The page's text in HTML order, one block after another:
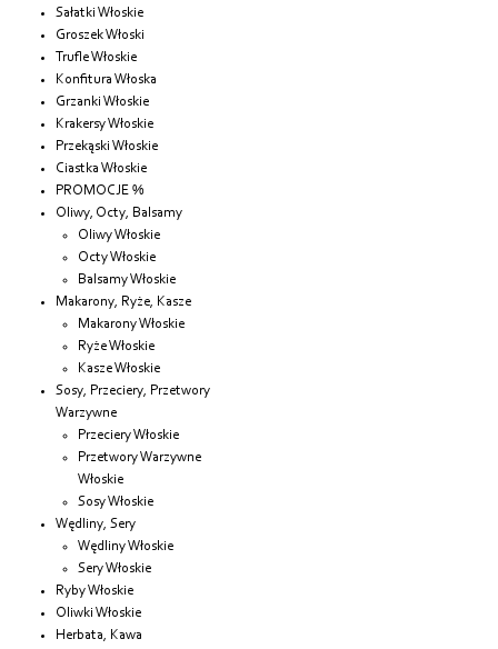
Sałatki Włoskie
Groszek Włoski
Trufle Włoskie
Konfitura Włoska
Grzanki Włoskie
Krakersy Włoskie
Przekąski Włoskie
Ciastka Włoskie
PROMOCJE %
Oliwy, Octy, Balsamy
Oliwy Włoskie
Octy Włoskie
Balsamy Włoskie
Makarony, Ryże, Kasze
Makarony Włoskie
Ryże Włoskie
Kasze Włoskie
Sosy, Przeciery, Przetwory
Warzywne
Przeciery Włoskie
Przetwory Warzywne
Włoskie
Sosy Włoskie
Wędliny, Sery
Wędliny Włoskie
Sery Włoskie
Ryby Włoskie
Oliwki Włoskie
Herbata, Kawa